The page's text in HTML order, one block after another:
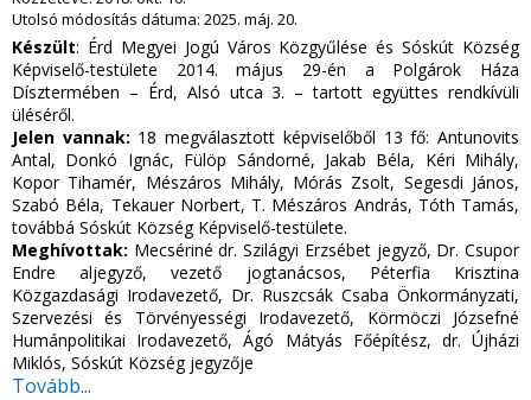
Utolsó módosítás dátuma: 2025. máj. 20.
Készült: Érd Megyei Jogú Város Közgyűlése és Sóskút Község
Képviselő-testülete 2014. május 29-én a Polgárok Háza
Dísztermében – Érd, Alsó utca 3. – tartott együttes rendkívüli
üléséről.
Jelen vannak: 18 megválasztott képviselőből 13 fő: Antunovits
Antal, Donkó Ignác, Fülöp Sándorné, Jakab Béla, Kéri Mihály,
Kopor Tihamér, Mészáros Mihály, Mórás Zsolt, Segesdi János,
Szabó Béla, Tekauer Norbert, T. Mészáros András, Tóth Tamás,
továbbá Sóskút Község Képviselő-testülete.
Meghívottak: Mecsériné dr. Szilágyi Erzsébet jegyző, Dr. Csupor
Endre aljegyző, vezető jogtanácsos, Péterfia Krisztina
Közgazdasági Irodavezető, Dr. Ruszcsák Csaba Önkormányzati,
Szervezési és Törvényességi Irodavezető, Körmöczi Józsefné
Humánpolitikai Irodavezető, Ágó Mátyás Főépítész, dr. Újházi
Miklós, Sóskút Község jegyzője
Tovább...